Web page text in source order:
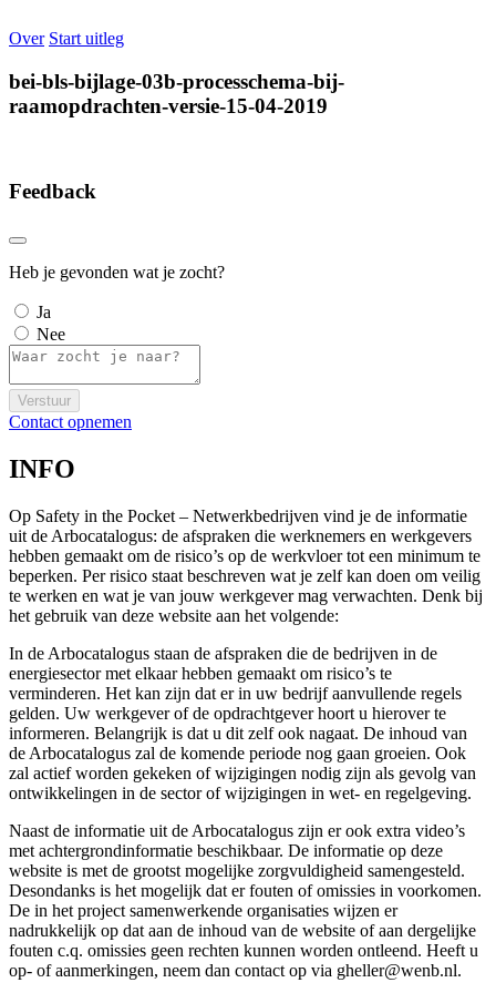
Over Start uitleg
bei-bls-bijlage-03b-processchema-bij-
raamopdrachten-versie-15-04-2019
Feedback
Heb je gevonden wat je zocht?
Ja
Nee
Verstuur
Contact opnemen
INFO
Op Safety in the Pocket – Netwerkbedrijven vind je de informatie
uit de Arbocatalogus: de afspraken die werknemers en werkgevers
hebben gemaakt om de risico’s op de werkvloer tot een minimum te
beperken. Per risico staat beschreven wat je zelf kan doen om veilig
te werken en wat je van jouw werkgever mag verwachten. Denk bij
het gebruik van deze website aan het volgende:
In de Arbocatalogus staan de afspraken die de bedrijven in de
energiesector met elkaar hebben gemaakt om risico’s te
verminderen. Het kan zijn dat er in uw bedrijf aanvullende regels
gelden. Uw werkgever of de opdrachtgever hoort u hierover te
informeren. Belangrijk is dat u dit zelf ook nagaat. De inhoud van
de Arbocatalogus zal de komende periode nog gaan groeien. Ook
zal actief worden gekeken of wijzigingen nodig zijn als gevolg van
ontwikkelingen in de sector of wijzigingen in wet- en regelgeving.
Naast de informatie uit de Arbocatalogus zijn er ook extra video’s
met achtergrondinformatie beschikbaar. De informatie op deze
website is met de grootst mogelijke zorgvuldigheid samengesteld.
Desondanks is het mogelijk dat er fouten of omissies in voorkomen.
De in het project samenwerkende organisaties wijzen er
nadrukkelijk op dat aan de inhoud van de website of aan dergelijke
fouten c.q. omissies geen rechten kunnen worden ontleend. Heeft u
op- of aanmerkingen, neem dan contact op via gheller@wenb.nl.